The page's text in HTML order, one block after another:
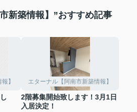
新築情報】”おすすめ記事
】 エターナル【阿南市新築情報】
2階募集開始致します！3月1日
入居決定！